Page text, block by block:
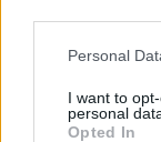
Personal
I want to
personal
Opted In
O
S
A
M
O
S
O